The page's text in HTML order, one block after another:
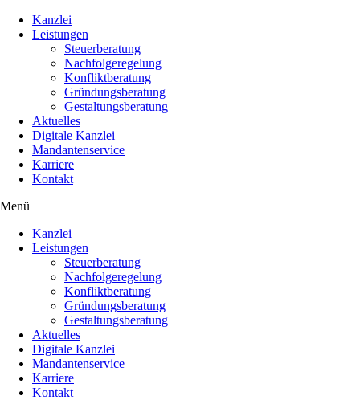
Kanzlei
Leistungen
Steuerberatung
Nachfolgeregelung
Konfliktberatung
Gründungsberatung
Gestaltungsberatung
Aktuelles
Digitale Kanzlei
Mandantenservice
Karriere
Kontakt
Menü
Kanzlei
Leistungen
Steuerberatung
Nachfolgeregelung
Konfliktberatung
Gründungsberatung
Gestaltungsberatung
Aktuelles
Digitale Kanzlei
Mandantenservice
Karriere
Kontakt